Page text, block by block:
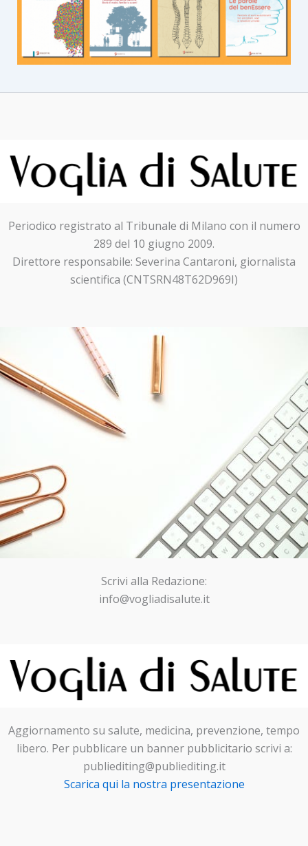
Periodico registrato al Tribunale di Milano con il numero
289 del 10 giugno 2009.
Direttore responsabile: Severina Cantaroni, giornalista
scientifica (CNTSRN48T62D969I)
Scrivi alla Redazione:
info@vogliadisalute.it
Aggiornamento su salute, medicina, prevenzione, tempo
libero. Per pubblicare un banner pubblicitario scrivi a:
publiediting@publiediting.it
Scarica qui la nostra presentazione